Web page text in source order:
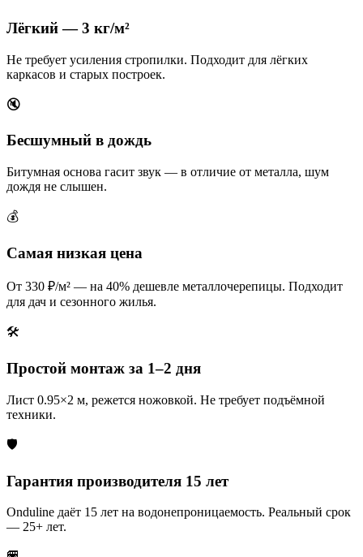
Лёгкий — 3 кг/м²
Не требует усиления стропилки. Подходит для лёгких
каркасов и старых построек.
🔇
Бесшумный в дождь
Битумная основа гасит звук — в отличие от металла, шум
дождя не слышен.
💰
Самая низкая цена
От 330 ₽/м² — на 40% дешевле металлочерепицы. Подходит
для дач и сезонного жилья.
🛠️
Простой монтаж за 1–2 дня
Лист 0.95×2 м, режется ножовкой. Не требует подъёмной
техники.
🛡️
Гарантия производителя 15 лет
Onduline даёт 15 лет на водонепроницаемость. Реальный срок
— 25+ лет.